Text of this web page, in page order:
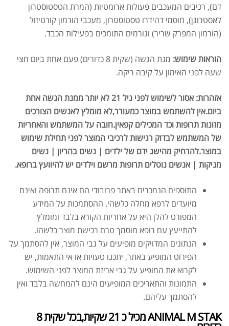
דם), רכיבים המעכבים פעולות ארומטיות (המרת הטסטוסטרון
לאסטרוגן), חוסמי דהידרו טסטוסטרון, מעכבי הורמון קורטיזול
(הורמון המפרק שריר) וגורמים התומכים בפעילות הכבד.
הוראות שימוש:
מנת הגשה (שקית 8 כדורים) פעם אחת ביום חצי
שעה לפני האימון על קיבה ריקה.
אזהרות: אסור לשימוש לפני גיל 21 לא יותר ממנת הגשה אחת
ביום.אין להשתמש במוצר כמעורר,לא מומלץ לאנשים הצורכים
מזונות תרופות וכד המכילים קפאין.חובה על המשתמש והאחריות
של המשתמש לבדוק רגישות לרכיבי המוצר לפני תחילת שימוש
במוצר.להרחיק מהישג ידם של ילדים | נשים בהריון | נשים
מניקות | אנשים נוטלים תרופות מרשם וילדים יש להיוועץ ברופא.
התוספים הנמכרים באתר פרובודי הם אינם תרופה ואינם
מיועדים לרפא מחלה כלשהי. ההסתמכות על המידע
המפורט להלן היא על אחריות הקורא בלבד ומומלץ
להתייעץ עם רופא מוסמך טרם רכישת מוצר כלשהו.
הנתונים המדויקים מופיעים על גבי המוצר, אין להסתמך על
הפירוט המופיע באתר, יתכנו טעויות או אי התאמות, יש
לקרוא את המופיע על גבי אריזת המוצר לפני השימוש.
התמונות והתאריכים המופיעים הינם להמחשה בלבד ואין
להסתמך עליהם.
ANIMAL M STAK מכיל כ 21 שקיות,בכל שקית 8